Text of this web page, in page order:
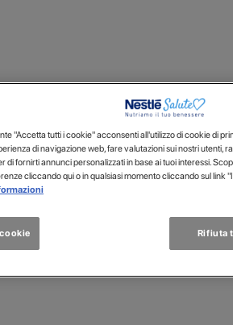
E
"Accetta tutti i cookie" acconsenti all'utilizzo di cookie di
di navigazione web, fare valutazioni sui nostri utenti,
di fornirti annunci personalizzati in base ai tuoi interessi.
cliccando qui o in qualsiasi momento cliccando sul link
Rifiuta